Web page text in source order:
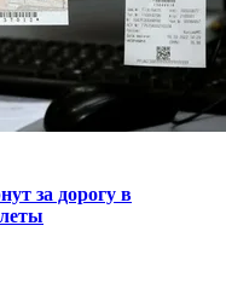
за дорогу в